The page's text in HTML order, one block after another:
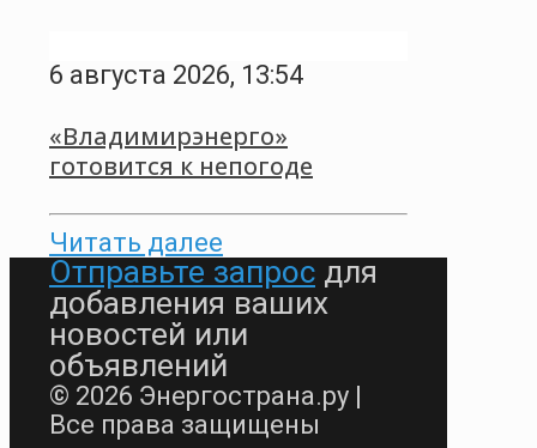
6 августа 2026, 13:54
«Владимирэнерго»
готовится к непогоде
Читать далее
Отправьте запрос для
добавления ваших
новостей или
объявлений
© 2026 Энергострана.ру |
Все права защищены